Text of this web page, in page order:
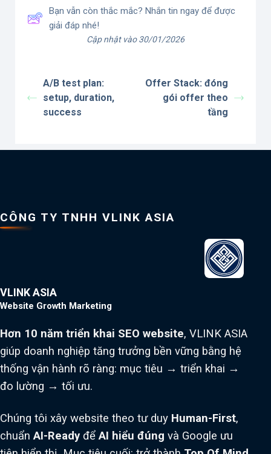
Bạn vẫn còn thắc mắc? Nhắn tin ngay để được
giải đáp nhé!
Cập nhật vào 30/01/2026
A/B test plan:
setup, duration,
success
Offer Stack: đóng
gói offer theo
tầng
CÔNG TY TNHH VLINK ASIA
VLINK ASIA
Website Growth Marketing
Hơn 10 năm triển khai SEO website, VLINK ASIA
giúp doanh nghiệp tăng trưởng bền vững bằng hệ
thống vận hành rõ ràng: mục tiêu → triển khai →
đo lường → tối ưu.
Chúng tôi xây website theo tư duy Human-First,
chuẩnAI-Ready đểAI hiểu đúng và Google ưu